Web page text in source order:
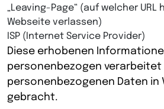
„Leaving-Page“ (auf welcher
Webseite verlassen)
ISP (Internet Service Provider)
Diese erhobenen
personenbezogen verarbeitet
personenbezogenen Daten in
gebracht.